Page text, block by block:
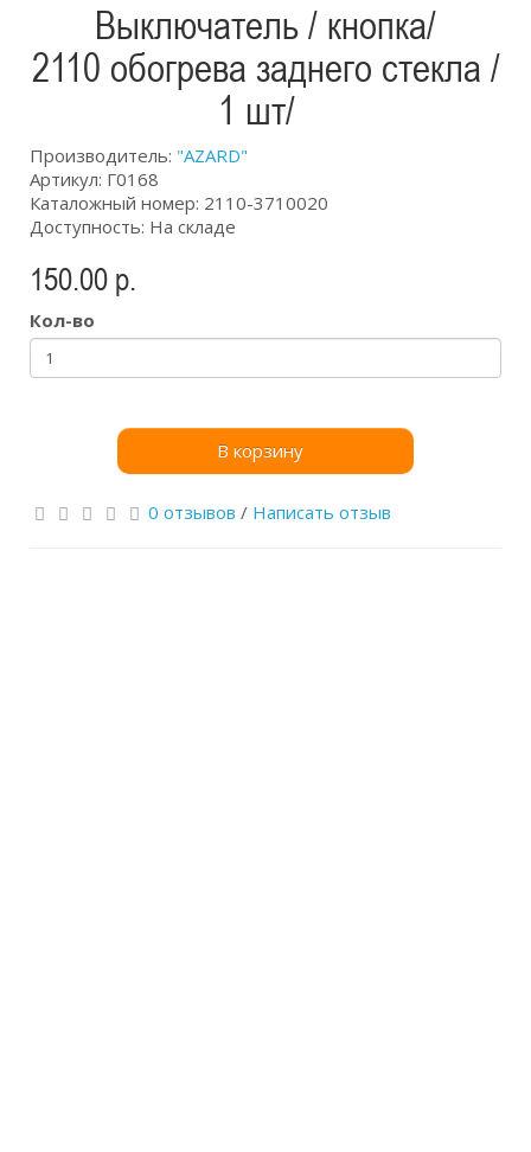
Выключатель / кнопка/
2110 обогрева заднего стекла /
1 шт/ ​
Производитель: "AZARD"
Артикул: Г0168
Каталожный номер: 2110-3710020
Доступность: На складе
150.00 р.
Кол-во
В корзину
0 отзывов / Написать отзыв